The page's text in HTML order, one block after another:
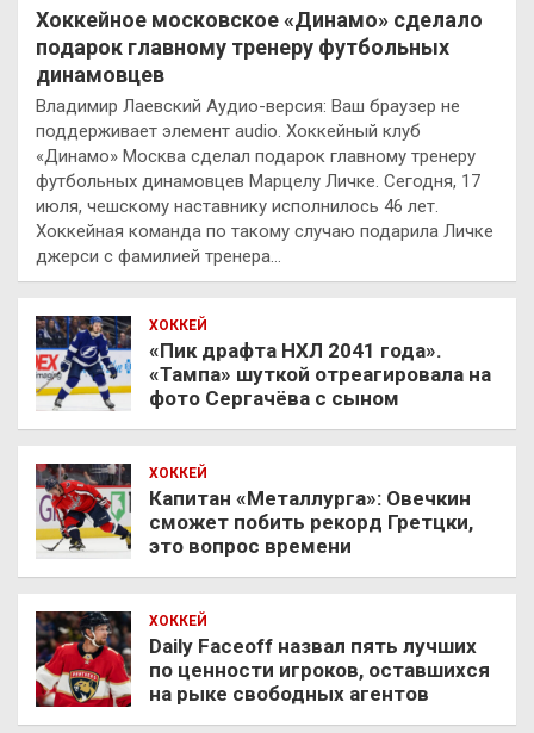
Хоккейное московское «Динамо» сделало
подарок главному тренеру футбольных
динамовцев
Владимир Лаевский Аудио-версия: Ваш браузер не
поддерживает элемент audio. Хоккейный клуб
«Динамо» Москва сделал подарок главному тренеру
футбольных динамовцев Марцелу Личке. Сегодня, 17
июля, чешскому наставнику исполнилось 46 лет.
Хоккейная команда по такому случаю подарила Личке
джерси с фамилией тренера…
ХОККЕЙ
«Пик драфта НХЛ 2041 года».
«Тампа» шуткой отреагировала на
фото Сергачёва с сыном
ХОККЕЙ
Капитан «Металлурга»: Овечкин
сможет побить рекорд Гретцки,
это вопрос времени
ХОККЕЙ
Daily Faceoff назвал пять лучших
по ценности игроков, оставшихся
на рыке свободных агентов